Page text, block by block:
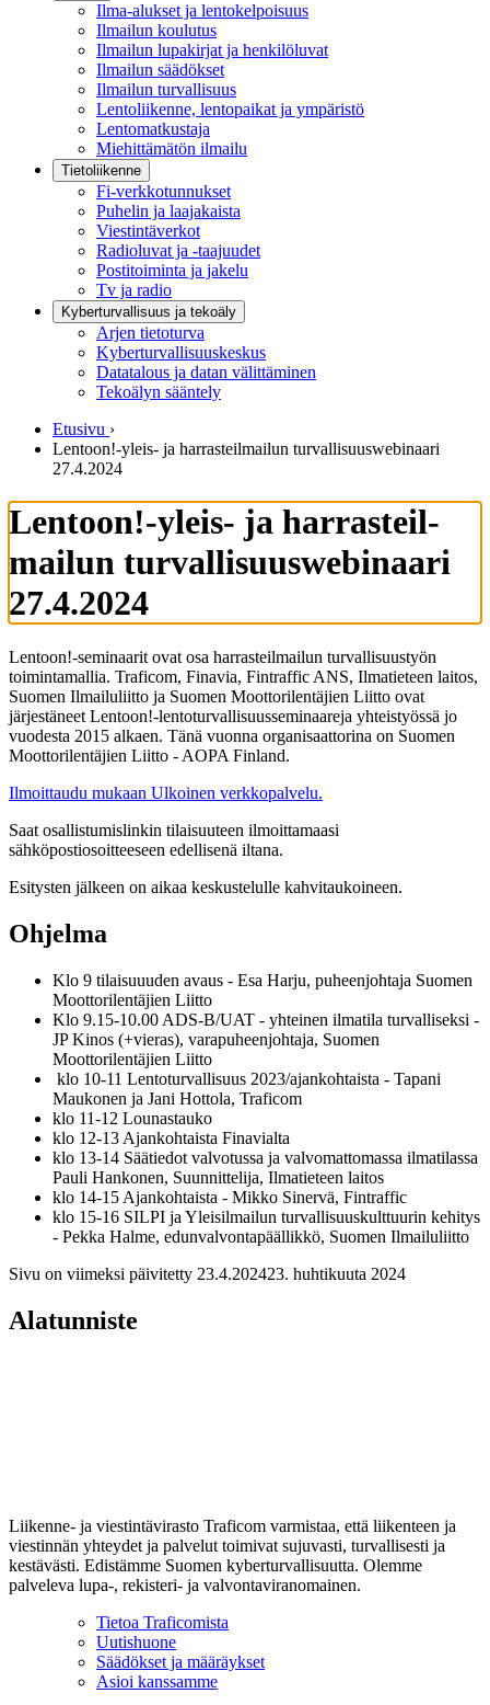
Ilma-alukset ja lentokelpoisuus
Ilmailun koulutus
Ilmailun lupakirjat ja henkilöluvat
Ilmailun säädökset
Ilmailun turvallisuus
Lentoliikenne, lentopaikat ja ympäristö
Lentomatkustaja
Miehittämätön ilmailu
Tietoliikenne
Fi-verkkotunnukset
Puhelin ja laajakaista
Viestintäverkot
Radioluvat ja -taajuudet
Postitoiminta ja jakelu
Tv ja radio
Kyberturvallisuus ja tekoäly
Arjen tietoturva
Kyberturvallisuuskeskus
Datatalous ja datan välittäminen
Tekoälyn sääntely
Etusivu ›
Lentoon!-yleis- ja har­ras­teil­mai­lun tur­val­li­suus­we­bi­naa­ri
27.4.2024
Lentoon!-yleis- ja har­ras­teil­
mai­lun tur­val­li­suus­we­bi­naa­ri
27.4.2024
Lentoon!-seminaarit ovat osa harrasteilmailun turvallisuustyön
toimintamallia. Traficom, Finavia, Fintraffic ANS, Ilmatieteen laitos,
Suomen Ilmailuliitto ja Suomen Moottorilentäjien Liitto ovat
järjestäneet Lentoon!-lentoturvallisuusseminaareja yhteistyössä jo
vuodesta 2015 alkaen. Tänä vuonna organisaattorina on Suomen
Moottorilentäjien Liitto - AOPA Finland.
Ilmoittaudu mukaan Ulkoinen verkkopalvelu.
Saat osallistumislinkin tilaisuuteen ilmoittamaasi
sähköpostiosoitteeseen edellisenä iltana.
Esitysten jälkeen on aikaa keskustelulle kahvitaukoineen.
Ohjelma
Klo 9 tilaisuuuden avaus - Esa Harju, puheenjohtaja Suomen
Moottorilentäjien Liitto
Klo 9.15-10.00 ADS-B/UAT - yhteinen ilmatila turvalliseksi -
JP Kinos (+vieras), varapuheenjohtaja, Suomen
Moottorilentäjien Liitto
klo 10-11 Lentoturvallisuus 2023/ajankohtaista - Tapani
Maukonen ja Jani Hottola, Traficom
klo 11-12 Lounastauko
klo 12-13 Ajankohtaista Finavialta
klo 13-14 Säätiedot valvotussa ja valvomattomassa ilmatilassa
Pauli Hankonen, Suunnittelija, Ilmatieteen laitos
klo 14-15 Ajankohtaista - Mikko Sinervä, Fintraffic
klo 15-16 SILPI ja Yleisilmailun turvallisuuskulttuurin kehitys
- Pekka Halme, edunvalvontapäällikkö, Suomen Ilmailuliitto
Sivu on viimeksi päivitetty 23.4.202423. huhtikuuta 2024
Alatunniste
Liikenne- ja viestintävirasto Traficom varmistaa, että liikenteen ja
viestinnän yhteydet ja palvelut toimivat sujuvasti, turvallisesti ja
kestävästi. Edistämme Suomen kyberturvallisuutta. Olemme
palveleva lupa-, rekisteri- ja valvontaviranomainen.
Tietoa Traficomista
Uutishuone
Säädökset ja määräykset
Asioi kanssamme